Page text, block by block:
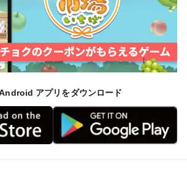
アプリをダウンロード